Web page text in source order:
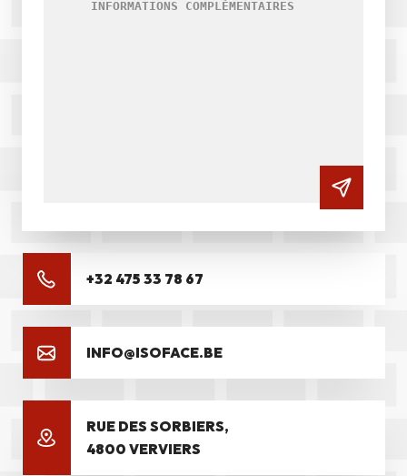
+32 475 33 78 67
INFO@ISOFACE.BE
RUE DES SORBIERS,
4800 VERVIERS